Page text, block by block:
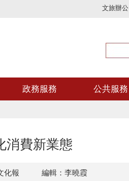
文旅辦公
政務服務 公共服務
消費新業態
化報 編輯：李曉霞